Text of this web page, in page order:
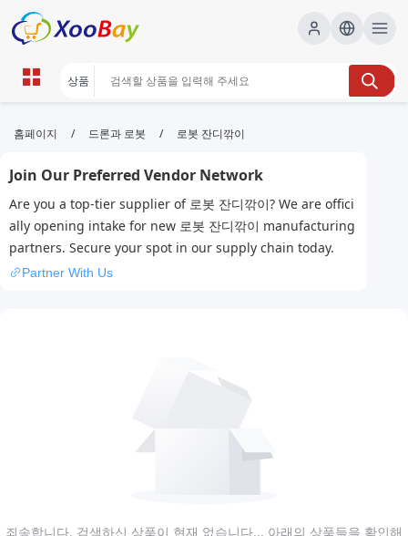
로봇 잔디깎이 | XOOBAY B2B/B2C
로봇잔디,자동, wholesale 로봇 잔디깎이, XOOBAY
초보용가이드
홈페이지 / 드론과 로봇 / 로봇 잔디깎이
Join Our Preferred Vendor Network
Are you a top-tier supplier of 로봇 잔디깎이? We are offici
ally opening intake for new 로봇 잔디깎이 manufacturing
partners. Secure your spot in our supply chain today.
Partner With Us
죄송합니다, 검색하신 상품이 현재 없습니다... 아래의 상품들을 확인해